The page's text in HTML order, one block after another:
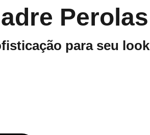
Perolas
para seu look